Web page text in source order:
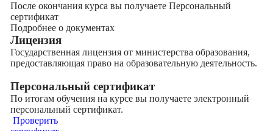
После окончания курса вы получаете Персональный
сертификат
Подробнее о документах
Лицензия
Государственная лицензия от министерства образования,
предоставляющая право на образовательную деятельность.
Персональный сертификат
По итогам обучения на курсе вы получаете электронный
персональный сертификат.
Проверить